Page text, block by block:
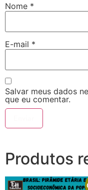
Nome *
E-mail *
Salvar meus dados
que eu comentar.
Produtos